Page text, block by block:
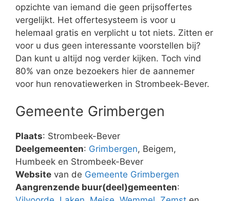
opzichte van iemand die geen prijsoffertes
vergelijkt. Het offertesysteem is voor u
helemaal gratis en verplicht u tot niets. Zitten er
voor u dus geen interessante voorstellen bij?
Dan kunt u altijd nog verder kijken. Toch vind
80% van onze bezoekers hier de aannemer
voor hun renovatiewerken in Strombeek-Bever.
Gemeente Grimbergen
Plaats: Strombeek-Bever
Deelgemeenten: Grimbergen, Beigem,
Humbeek en Strombeek-Bever
Website van de Gemeente Grimbergen
Aangrenzende buur(deel)gemeenten: